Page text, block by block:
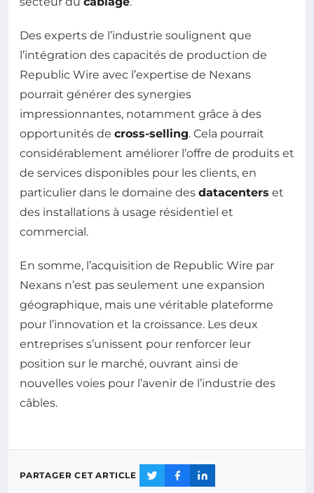
Des experts de l’industrie soulignent que
l’intégration des capacités de production de
Republic Wire avec l’expertise de Nexans
pourrait générer des synergies
impressionnantes, notamment grâce à des
opportunités de cross-selling. Cela pourrait
considérablement améliorer l’offre de produits et
de services disponibles pour les clients, en
particulier dans le domaine des datacenters et
des installations à usage résidentiel et
commercial.
En somme, l’acquisition de Republic Wire par
Nexans n’est pas seulement une expansion
géographique, mais une véritable plateforme
pour l’innovation et la croissance. Les deux
entreprises s’unissent pour renforcer leur
position sur le marché, ouvrant ainsi de
nouvelles voies pour l’avenir de l’industrie des
câbles.
PARTAGER CET ARTICLE